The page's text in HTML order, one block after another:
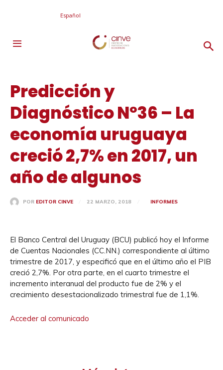
Español
Predicción y
Diagnóstico Nº36 – La
economía uruguaya
creció 2,7% en 2017, un
año de algunos
POR EDITOR CINVE 22 MARZO, 2018 INFORMES
El Banco Central del Uruguay (BCU) publicó hoy el Informe
de Cuentas Nacionales (CC.NN.) correspondiente al último
trimestre de 2017, y especificó que en el último año el PIB
creció 2,7%. Por otra parte, en el cuarto trimestre el
incremento interanual del producto fue de 2% y el
crecimiento desestacionalizado trimestral fue de 1,1%.
Acceder al comunicado